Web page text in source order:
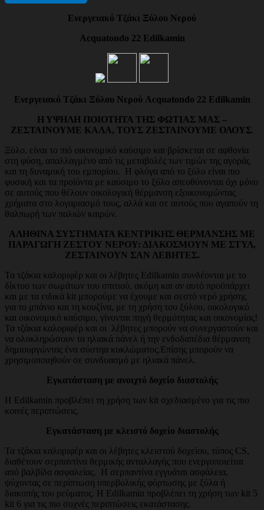
Ενεργειακό Τζάκι Ξύλου Νερού
Acquatondo 22 Edilkamin
Ενεργειακό Τζάκι Ξύλου Νερού Acquatondo 22 Edilkamin
Η ΥΨΗΛΗ ΠΟΙΟΤΗΤΑ ΤΗΣ ΦΩΤΙΑΣ ΜΑΣ –
ΖΕΣΤΑΙΝΟΥΜΕ ΚΑΛΑ, ΤΟΥΣ ΖΕΣΤΑΙΝΟΥΜΕ ΟΛΟΥΣ.
Ξύλο, είναι το πιό οικονομικό καύσιμο και βρίσκεται σε αφθονία
στη φύση, απαλλαγμένο από τις μεταβολές των τιμών της αγοράς
και τη δυναμική του εμπορίου. Η φλόγα από το ξύλο είναι πιο
φυσική και τα προϊόντα με καύσιμο το ξύλο απευθύνονται όχι μόνο
σε αυτούς που θέλουν οικολογική θέρμανση εξοικονομώντας
χρήματα στο λογαριασμό τους, αλλά και σε αυτούς που αγαπούν τη
θαλπωρή των παλιών καιρών.
ΑΛΗΘΙΝΑ ΣΥΣΤΗΜΑΤΑ ΚΕΝΤΡΙΚΗΣ ΘΕΡΜΑΝΣΗΣ ΜΕ
ΠΑΡΑΓΩΓΗ ΖΕΣΤΟΥ ΝΕΡΟΥ: ΔΙΑΚΟΣΜΟΥΝ ΜΕ ΣΤΥΛ,
ΖΕΣΤΑΙΝΟΥΝ ΣΑΝ ΛΕΒΗΤΕΣ.
Τα τζάκια καλοριφέρ και οι λέβητες Edilkamin συνδέονται με το
δίκτυο των σωμάτων του σπιτιού, ακόμη και αν αυτό προϋπάρχει
και με τα ειδικά kit μπορούμε να έχουμε και σεστό νερό χρήσης
για το μπάνιο και τη κουζίνα, με τη χρήση του ξύλου, οικολογικό
και οικονομικό καύσιμο, γίνονται πηγή θερμότητας και οικονομίας!
Τα τζάκια καλοριφέρ και οι λέβητες μπορούν να συνεργαστούν και
να ολοκληρώσουν τα ηλιακά πάνελ ή την ενδοδαπέδια θέρμανση
δημιουργώντας ένα σύστηα κυκλώματος.Επίσης μπορούν να
χρησιμοποιηθούν σε συνδυασμό με ηλιακά πάνελ.
Εγκατάσταση με ανοιχτό δοχείο διαστολής
Η Edilkamin προβλέπει τη χρήση των kit σχεδιασμένο για τις πιο
κοινές περιπτώσεις.
Εγκατάσταση με κλειστό δοχείο διαστολής
Τα τζάκια καλοριφέρ και οι λέβητες κλειστού δοχείου, τύπος CS,
διαθέτουν σερπαντίνα θερμικής ανταλλαγής που ενεργοποιείται
από βαλβίδα ασφαλείας. Η σερπαντίνα εγγυάται ασφάλεια,
ψύχοντας σε περίπτωση υπερβολικής φόρτωσης με ξύλα ή
διακοπής του ρεύματος. Η Edilkamin προβλέπει τη χρήση των kit 5
kit 6 για τις πιο συχνές περιπτώσεις εκατάστασης.